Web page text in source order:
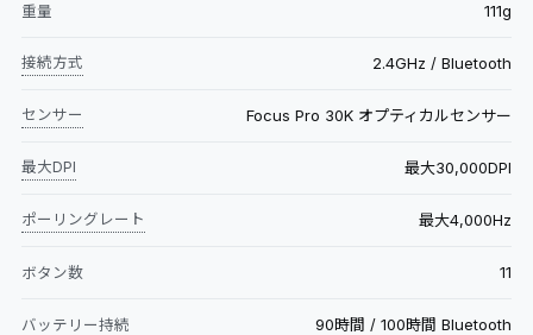
重量 111g
接続方式 2.4GHz / Bluetooth
センサー Focus Pro 30K オプティカルセンサー
最大DPI 最大30,000DPI
ポーリングレート 最大4,000Hz
ボタン数 11
バッテリー持続 90時間 / 100時間 Bluetooth